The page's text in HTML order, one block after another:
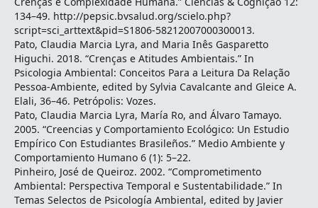
134–49. http://pepsic.bvsalud.org/scielo.php?
script=sci_arttext&pid=S1806-58212007000300013.
Pato, Claudia Marcia Lyra, and Maria Inês Gasparetto
Higuchi. 2018. “Crenças e Atitudes Ambientais.” In
Psicologia Ambiental: Conceitos Para a Leitura Da Relação
Pessoa-Ambiente, edited by Sylvia Cavalcante and Gleice A.
Elali, 36–46. Petrópolis: Vozes.
Pato, Claudia Marcia Lyra, María Ro, and Álvaro Tamayo.
2005. “Creencias y Comportamiento Ecológico: Un Estudio
Empírico Con Estudiantes Brasileños.” Medio Ambiente y
Comportamiento Humano 6 (1): 5–22.
Pinheiro, José de Queiroz. 2002. “Comprometimento
Ambiental: Perspectiva Temporal e Sustentabilidade.” In
Temas Selectos de Psicología Ambiental, edited by Javier